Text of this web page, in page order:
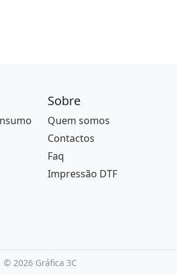
Sobre
Quem somos
Contactos
Faq
Impressão DTF
© 2026 Gráfica 3C